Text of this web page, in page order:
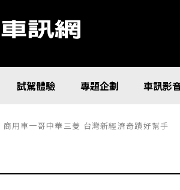
試駕體驗 專題企劃 車訊影
商用車一哥中華三菱 台灣新經濟奇蹟好幫手